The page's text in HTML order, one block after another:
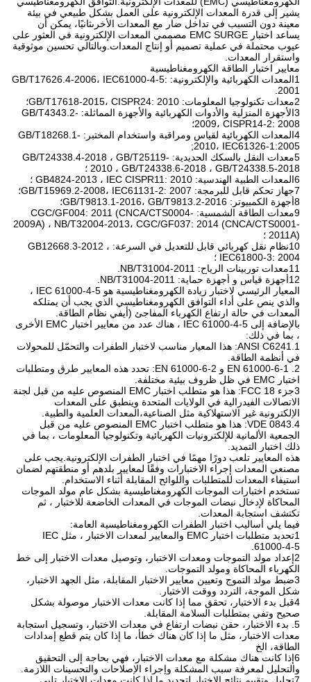
يشير إلى قدرة المعدات الإلكترونية على العمل بشكل طبيعي في بيئة
معينة دون التسبب في تداخل ضار مع المعدات الأخرىثانيًا، يمكن أن
يساعد اختبار EMC SURGE مصممي المعدات الإلكترونية في العثور على
عيوب محتملة في عملية تصميم أو إنتاج المعدات.وبالتالي تحسين موثوقية
واستقرار المعدات.
معايير اختبار الطاقة الكهرومغناطيسية
1المعدات الكهربائية والإلكترونية: GB/T17626.4-2006، IEC61000-4-5:
2001.
2معدات تكنولوجيا المعلومات: GB/T17618-2015، CISPR24: 2010؛
3الأجهزة المنزلية والأدوات الكهربائية والأجهزة المماثلة: GB/T4343.2-
2009، CISPR14-2: 2008؛
4المعدات الكهربائية لقياس ومراقبة واستخدام المختبر: GB/T18268.1-
2010، IEC61326-1:2005;
5معدات النقل بالسكك الحديدية: GB/T24338.4-2018 ، GB/T25119-
2010 ، GB/T24338.6-2018 ، GB/T24338.5-2018 ؛
6المعدات الطبية الهندسية: GB4824-2013 ، IEC CISPR11: 2010 ؛
7جهاز تحكم قابل للبرمجة: GB/T15969.2-2008، IEC61131-2: 2007؛
8أجهزة الكمبيوتر: GB/T9813.1-2016، GB/T9813.2-2016؛
9معدات الطاقة الشمسية: CGC/GF004: 2011 (CNCA/CTS0004-
2009A) ، NB/T32004-2013، CGC/GF037: 2014 (CNCA/CTS0001-
2011A) ؛
10نظام نقل كهربائي قابل للتعديل في السرعة: GB12668.3-2012 ،
IEC61800-3: 2004 ؛
11معدات توربينات الرياح: NB/T31004-2011.
12أجهزة قياس و أجهزة حماية: NB/T31004-2011.
المعيار الرئيسي لاختبار زيادة الكهرومغناطيسية هو IEC 61000-4-5 ،
والذي ينص على أداء التوافق الكهرومغناطيسي الذي يجب أن يمتلكه
المعدات في حالة ارتفاع الكهرباء المفاجئ (أيفي نظام الطاقة.
بالإضافة إلى IEC 61000-4-5 ، هناك عدد من معايير اختبار EMC الأخرى
، بما في ذلك:
1.ANSI C6241: هذا المعيار مناسب لاختبار الطفرات والتحمّل للمحولات
في أنظمة الطاقة.
2. EN 61000-6-1 و EN 61000-6-2: تحدد هذه المعايير طرق ومتطلبات
اختبار EMC في ظل ظروف بيئية مختلفة.
3جزء FCC 18: هذا هو متطلب اختبار EMC المنصوص عليه من قبل لجنة
الاتصالات الفيدرالية في الولايات المتحدة وينطبق على المعدات
الإلكترونية غير الاستهلاكية مثل الصناعية،المعدات العلمية والطبية.
4.VDE 0843: هذا هو متطلب اختبار EMC المنصوص عليه من قبل
الجمعية الألمانية للإلكترونيات الكهربائية وتكنولوجيا المعلومات ، بما في
ذلك اختبار التمديد.
هذه المعايير تلعب دورًا مهمًا في اختبار الطفرات الإلكترونية.يجب على
مصنعي المعدات إجراء الاختبارات وفقًا لمعايير بلدهم أو منطقتهم لضمان
استيفاء المعدات للمتطلبات واللوائح المقابلة أثناء الاستخدام.
تستخدم اختبارات الموجات الكهرومغناطيسية بشكل عام مولد الموجات
المحاكاة لإدخال نبضات الموجات في المعدات الخاضعة للاختبار ، ثم
تكتشف استجابة المعدات.
فيما يلي أساليب اختبار الطفرات الكهرومغناطيسية العامة:
1تحديد متطلبات اختبار EMC والمعايير لمعدات الاختبار ، مثل IEC
61000-4-5.
2إعداد مولد التموجات ومعدات الاختبار، وتوصيل معدات الاختبار إلى خط
الكهرباء المحاكاة ومولد التموجات.
3ضبط مولد التموج وتعيين معايير الاختبار المقابلة، مثل الجهد الاختبار،
شكل الموجة، التردد ووقت الاختبار.
4قبل بدء الاختبار، تحقق مما إذا كانت معدات الاختبار موصولة بشكل
صحيح وتفي بمتطلبات السلامة المقابلة.
5. بدء الاختبار، حقن نبضات ارتفاع في معدات الاختبار، وتسجيل استجابة
معدات الاختبار، مثل ما إذا كان هناك خطأ، ما إذا كان يتم قطع إمدادات
الطاقة، الخ
6إذا كانت هناك مشكلة مع معدات الاختبار، فهي بحاجة إلى التحقيق
والتحليل لمعرفة سبب المشكلة وإجراء الإصلاحات والتحسينات اللازمة.